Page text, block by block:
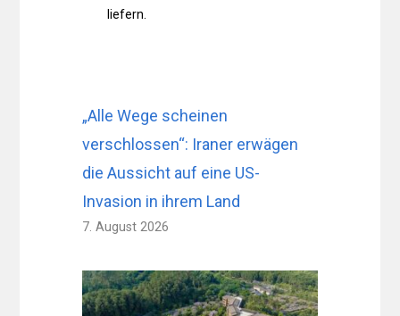
liefern.
„Alle Wege scheinen
verschlossen“: Iraner erwägen
die Aussicht auf eine US-
Invasion in ihrem Land
7. August 2026